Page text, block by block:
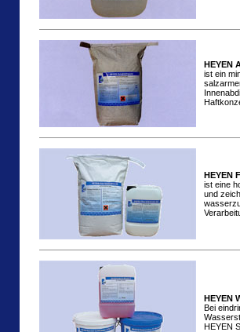
HEYEN
ist ein
HEYEN
ist eine
und
HEYEN
Bei
HEYEN